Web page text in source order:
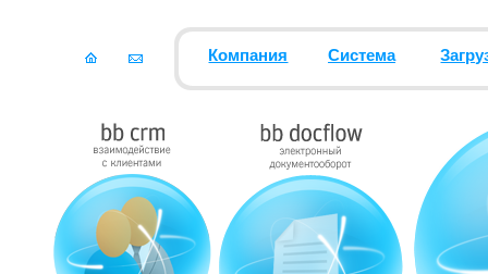
Компания Система